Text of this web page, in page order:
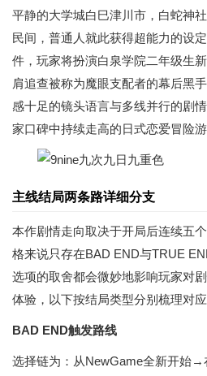
平静的大学城白巳津川市，白蛇神
民间，普通人就此获得超能力的设
件，玩家将扮演白泉学院二年级生
肩追查被称为魔眼支配者的幕后黑
感十足的镜头语言与多线并行的剧
家口碑中持续走高的日式恋爱冒险游
主线结局两条路详细分支
本作剧情走向取决于开局后连续五
格来说只存在BAD END与TRUE
选项的取舍都会微妙地影响玩家对
体验，以下按结局类型分别梳理对应
BAD END触发路线
选择链为：从NewGame全新开始→